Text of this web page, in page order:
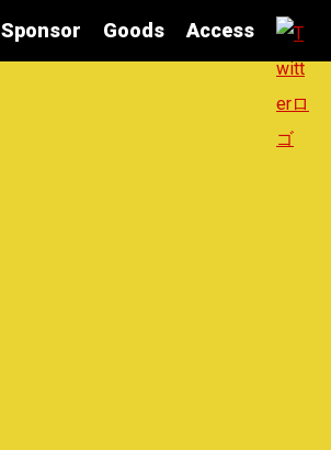
Sponsor Goods Access